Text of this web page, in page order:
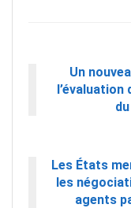
Un
l’évaluation
Les États
les
agents